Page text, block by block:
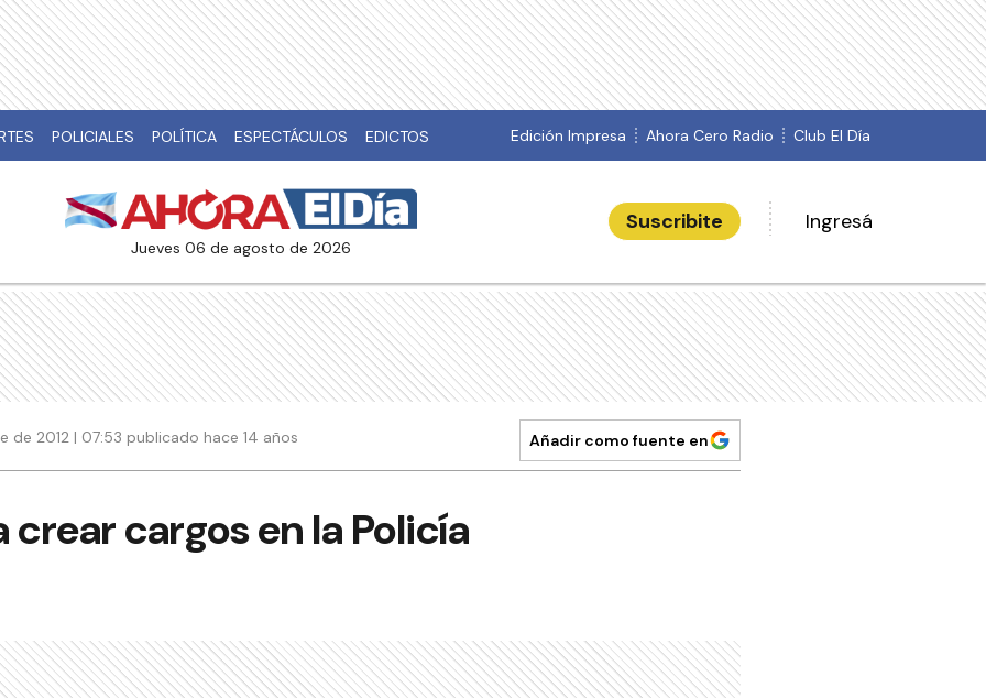
POLICIALES POLÍTICA ESPECTÁCULOS EDICTOS Edición Impresa Ahora Cero Radio Club El Día
jueves 06 de agosto de 2026
Suscribite Ingresá
de 2012 | 07:53 publicado hace 14 años Añadir como fuente en
cargos en la Policía